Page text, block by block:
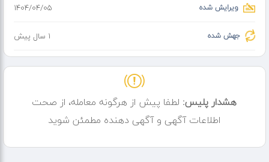
ویرایش شده ۱۴۰۴/۰۴/۰۵
جهش شده 1 سال پیش
هشدار پلیس: لطفا پیش از هرگونه معامله، از صحت
اطلاعات آگهی و آگهی دهنده مطمئن شوید